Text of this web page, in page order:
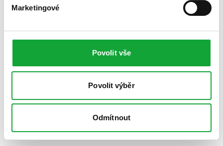
Marketingové
Povolit vše
Povolit výběr
Odmítnout